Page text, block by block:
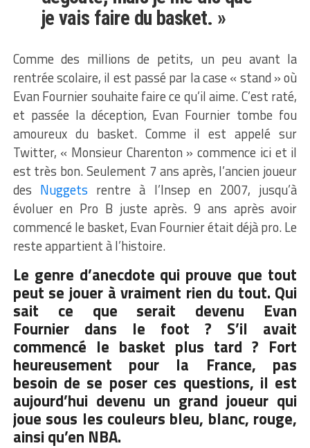
je vais faire du basket. »
Comme des millions de petits, un peu avant la
rentrée scolaire, il est passé par la case « stand » où
Evan Fournier souhaite faire ce qu’il aime. C’est raté,
et passée la déception, Evan Fournier tombe fou
amoureux du basket. Comme il est appelé sur
Twitter, « Monsieur Charenton » commence ici et il
est très bon. Seulement 7 ans après, l’ancien joueur
des Nuggets rentre à l’Insep en 2007, jusqu’à
évoluer en Pro B juste après. 9 ans après avoir
commencé le basket, Evan Fournier était déjà pro. Le
reste appartient à l’histoire.
Le genre d’anecdote qui prouve que tout
peut se jouer à vraiment rien du tout. Qui
sait ce que serait devenu Evan
Fournier dans le foot ? S’il avait
commencé le basket plus tard ? Fort
heureusement pour la France, pas
besoin de se poser ces questions, il est
aujourd’hui devenu un grand joueur qui
joue sous les couleurs bleu, blanc, rouge,
ainsi qu’en NBA.